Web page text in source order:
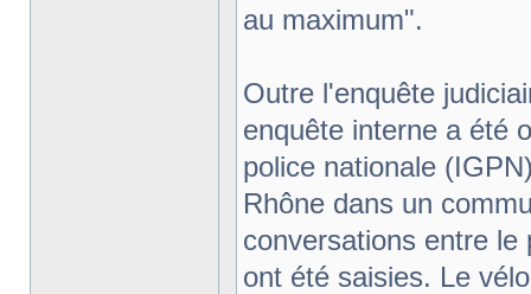
au maximum".
Outre l'enquête
enquête interne a été
police nationale
Rhône dans un
conversations entre le
ont été saisies. Le